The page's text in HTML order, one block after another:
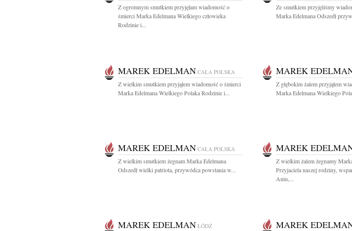
Z ogromnym smutkiem przyjęłam wiadomość o
śmierci Marka Edelmana Wielkiego człowieka
Rodzinie i...
Ze smutkiem przyjęliśmy
Marka Edelmana Odszedł
MAREK EDELMAN CAŁA POLSKA
Z wielkim smutkiem przyjąłem wiadomość o śmierci
Marka Edelmana Wielkiego Polaka Rodzinie i...
MAREK
Z głębokim żalem przyjąłem
Marka Edelmana Wielkiego
MAREK EDELMAN CAŁA POLSKA
Z wielkim smutkiem żegnam Marka Edelmana
Odszedł wielki patriota, przywódca powstania w...
MAREK
Z wielkim żalem żegnamy
Przyjaciela naszej rodziny,
Aniu,...
MAREK EDELMAN ŁÓDŹ MAREK